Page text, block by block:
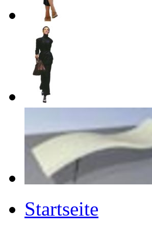
Startseite